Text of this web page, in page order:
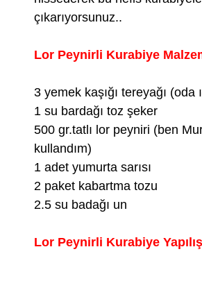
çıkarıyorsunuz..
Lor Peynirli Kurabiye
3 yemek kaşığı tereyağı (oda
1 su bardağı toz şeker
500 gr.tatlı lor peyniri (ben
kullandım)
1 adet yumurta sarısı
2 paket kabartma tozu
2.5 su badağı un
Lor Peynirli Kurabiye